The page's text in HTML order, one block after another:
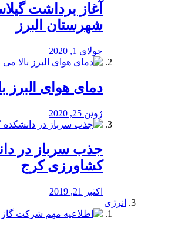
آغاز برداشت
شهرستان البرز
جولای 1, 2020
دمای هوای البرز
ژوئن 25, 2020
جذب سرباز در
کشاورزی کرج
اکتبر 21, 2019
انرژی